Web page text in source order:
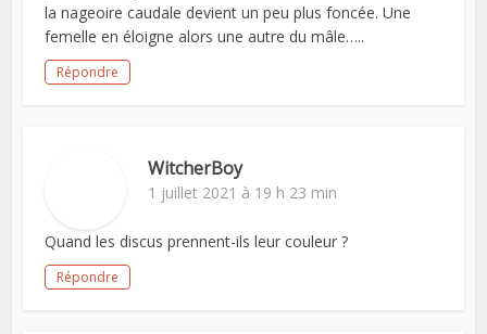
la nageoire caudale devient un peu plus foncée. Une
femelle en éloigne alors une autre du mâle…..
Répondre
WitcherBoy
1 juillet 2021 à 19 h 23 min
Quand les discus prennent-ils leur couleur ?
Répondre